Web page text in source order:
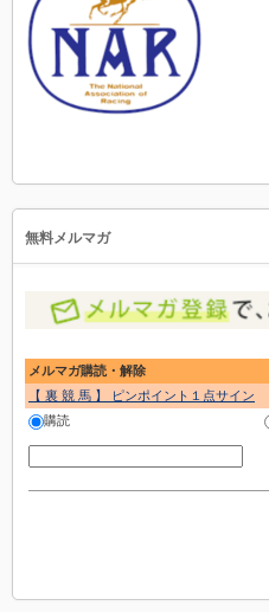
無料メルマガ
メルマガ購読・解除
【 裏 競 馬 】 ピンポイント１点サイン
購読